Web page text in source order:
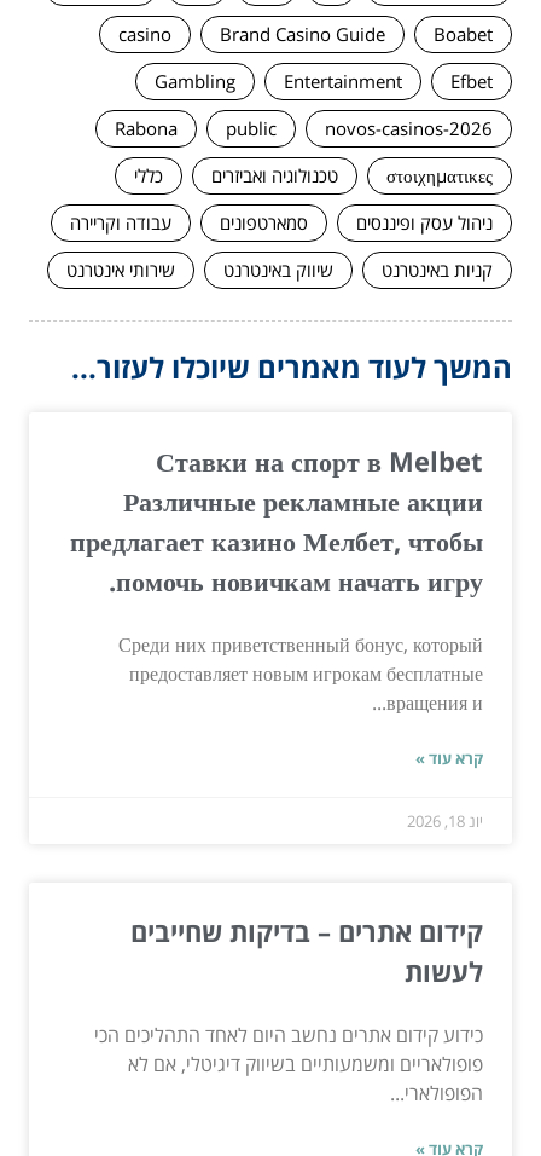
Boabet
Brand Casino Guide
casino
Efbet
Entertainment
Gambling
novos-casinos-2026
public
Rabona
στοιχηματικες
טכנולוגיה ואביזרים
כללי
ניהול עסק ופיננסים
סמארטפונים
עבודה וקריירה
קניות באינטרנט
שיווק באינטרנט שירותי אינטרנט
המשך לעוד מאמרים שיוכלו לעזור...
Ставки на спорт в Melbet
Различные рекламные акции
предлагает казино Мелбет, чтобы
помочь новичкам начать игру.
Среди них приветственный бонус, который
предоставляет новым игрокам бесплатные
вращения и...
קרא עוד »
יונ 18, 2026
קידום אתרים – בדיקות שחייבים
לעשות
כידוע קידום אתרים נחשב היום לאחד התהליכים הכי
פופולאריים ומשמעותיים בשיווק דיגיטלי, אם לא
הפופולארי...
קרא עוד »